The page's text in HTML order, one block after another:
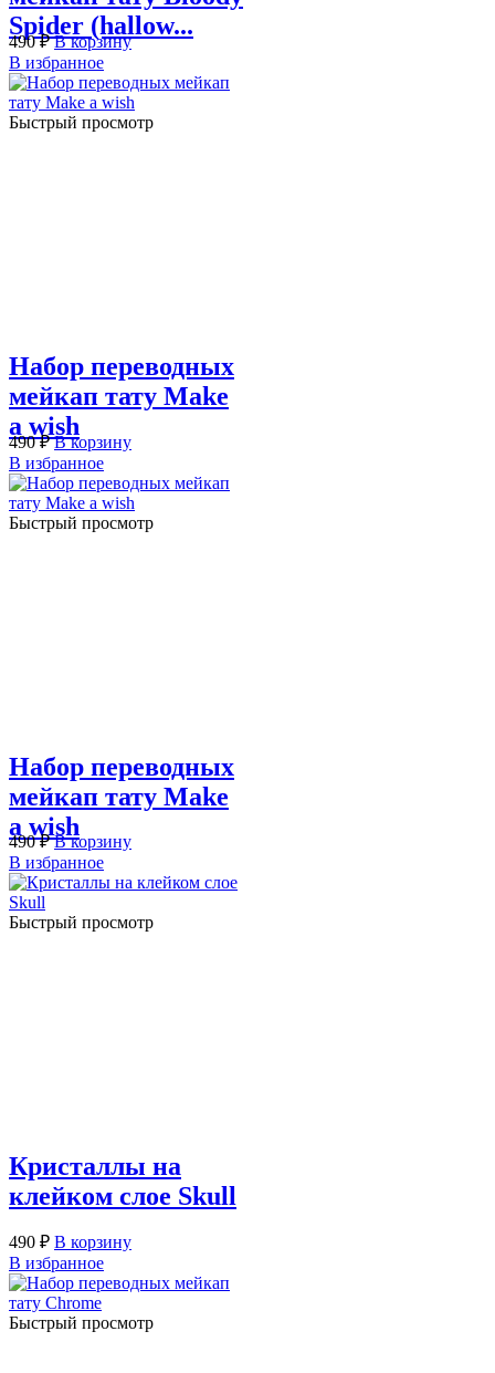
Spider (hallow...
490₽ В корзину
В избранное
Быстрый просмотр
Набор переводных
мейкап тату Make
a wish
490₽ В корзину
В избранное
Быстрый просмотр
Набор переводных
мейкап тату Make
a wish
490₽ В корзину
В избранное
Быстрый просмотр
Кристаллы на
клейком слое Skull
490 ₽ В корзину
В избранное
Быстрый просмотр